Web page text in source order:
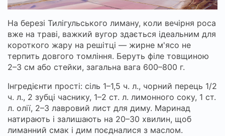
На березі Тилігульського лиману, коли вечірня роса
вже на траві, важкий вугор здається ідеальним для
короткого жару на решітці — жирне м'ясо не
терпить довгого томління. Беруть філе товщиною
2–3 см або стейки, загальна вага 600–800 г.
Інгредієнти прості: сіль 1–1,5 ч. л., чорний перець 1/2
ч. л., 2 зубці часнику, 1–2 ст. л. лимонного соку, 1 ст.
л. олії, 2–3 лавровий лист для диму. Маринад
натирають і залишають на 20–30 хвилин, щоб
лиманний смак і дим поєдналися з маслом.